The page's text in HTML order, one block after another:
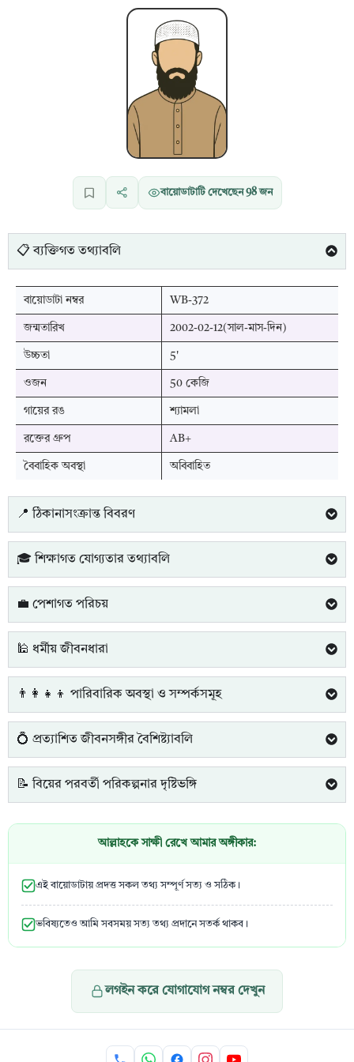
বায়োডাটাটি দেখেছেন98জন
📋 ব্যক্তিগত তথ্যাবলি
বায়োডাটা নম্বর WB-372
জন্মতারিখ 2002-02-12(সাল-মাস-দিন)
উচ্চতা 5'
ওজন 50 কেজি
গায়ের রঙ শ্যামলা
রক্তের গ্রুপ AB+
বৈবাহিক অবস্থা অবিবাহিত
📍 ঠিকানাসংক্রান্ত বিবরণ
🎓 শিক্ষাগত যোগ্যতার তথ্যাবলি
💼 পেশাগত পরিচয়
🕌 ধর্মীয় জীবনধারা
👨‍👩‍👧‍👦 পারিবারিক অবস্থা ও সম্পর্কসমূহ
💍 প্রত্যাশিত জীবনসঙ্গীর বৈশিষ্ট্যাবলি
📝 বিয়ের পরবর্তী পরিকল্পনার দৃষ্টিভঙ্গি
আল্লাহকে সাক্ষী রেখে আমার অঙ্গীকার:
এই বায়োডাটায় প্রদত্ত সকল তথ্য সম্পূর্ণ সত্য ও সঠিক।
ভবিষ্যতেও আমি সবসময় সত্য তথ্য প্রদানে সতর্ক থাকব।
লগইন করে যোগাযোগ নম্বর দেখুন